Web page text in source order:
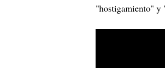
"hostigamiento" y